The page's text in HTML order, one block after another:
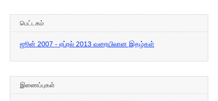
பெட்டகம்
ஜூன் 2007 - ஏப்ரல் 2013 வரையிலான இதழ்கள்
இணைப்புகள்